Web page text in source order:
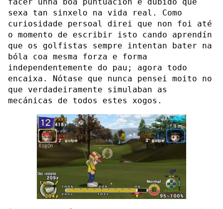
sexa tan sinxelo na vida real. Como
curiosidade persoal direi que non foi até
o momento de escribir isto cando aprendín
que os golfistas sempre intentan bater na
bóla coa mesma forza e forma
independentemente do pau; agora todo
encaixa. Nótase que nunca pensei moito no
que verdadeiramente simulaban as
mecánicas de todos estes xogos.